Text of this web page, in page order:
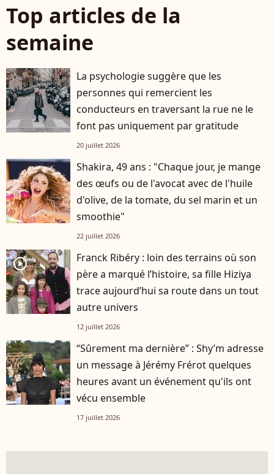
Top articles de la
semaine
La psychologie suggère que les
personnes qui remercient les
conducteurs en traversant la rue ne le
font pas uniquement par gratitude
20 juillet 2026
Shakira, 49 ans : "Chaque jour, je mange
des œufs ou de l'avocat avec de l'huile
d'olive, de la tomate, du sel marin et un
smoothie"
22 juillet 2026
player2
Franck Ribéry : loin des terrains où son
père a marqué l’histoire, sa fille Hiziya
trace aujourd’hui sa route dans un tout
autre univers
12 juillet 2026
“Sûrement ma dernière” : Shy’m adresse
un message à Jérémy Frérot quelques
heures avant un événement qu'ils ont
vécu ensemble
17 juillet 2026